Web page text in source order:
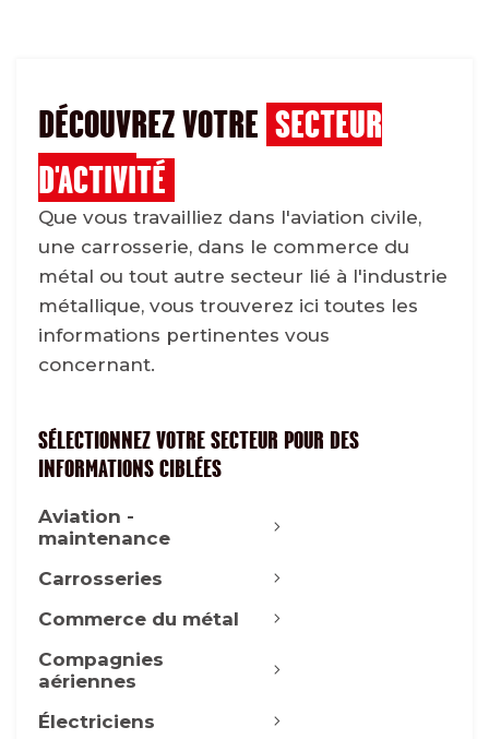
DÉCOUVREZ VOTRE SECTEUR
D'ACTIVITÉ
Que vous travailliez dans l'aviation civile,
une carrosserie, dans le commerce du
métal ou tout autre secteur lié à l'industrie
métallique, vous trouverez ici toutes les
informations pertinentes vous
concernant.
SÉLECTIONNEZ VOTRE SECTEUR POUR DES
INFORMATIONS CIBLÉES
Aviation -
maintenance
Carrosseries
Commerce du métal
Compagnies
aériennes
Électriciens